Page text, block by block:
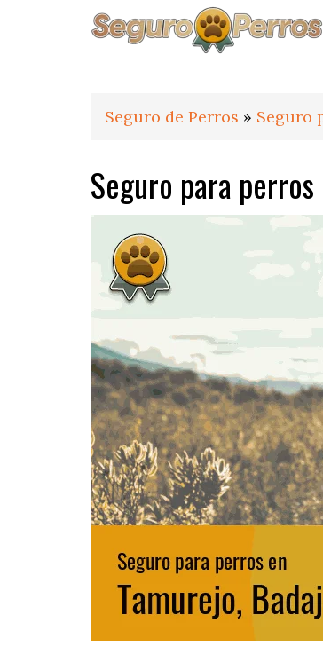
Seguro de Perros » Seguro
Seguro para